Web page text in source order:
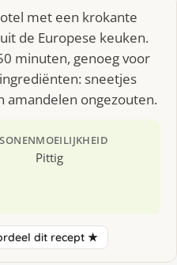
met een krokante
de Europese keuken.
minuten, genoeg voor
sneetjes
amandelen ongezouten.
MOEILIJKHEID
Pittig
dit recept ★